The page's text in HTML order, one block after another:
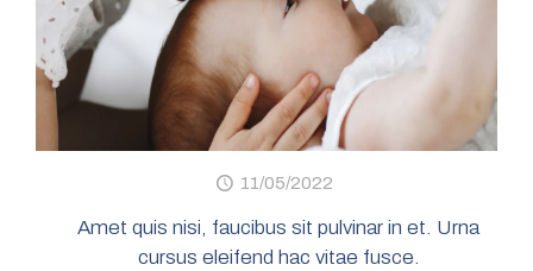
11/05/2022
Amet quis nisi, faucibus sit pulvinar in et. Urna
cursus eleifend hac vitae fusce.